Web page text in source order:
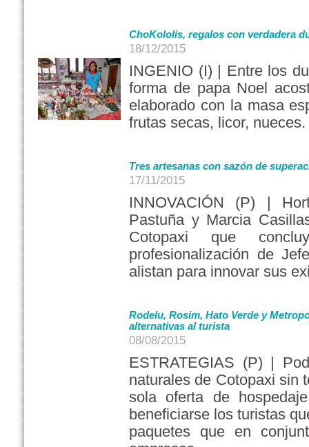
ChoKololis, regalos con verdadera
18/12/2015
INGENIO (I) | Entre los
forma de papa Noel
elaborado con la masa
frutas secas, licor, nueces.
Tres artesanas con sazón de
17/11/2015
INNOVACIÓN (P) |
Pastuña y Marcia
Cotopaxi que
profesionalización de
alistan para innovar sus
Rodelu, Rosim, Hato Verde y
alternativas al turista
08/08/2015
ESTRATEGIAS (P) |
naturales de Cotopaxi sin
sola oferta de
beneficiarse los turistas
paquetes que en